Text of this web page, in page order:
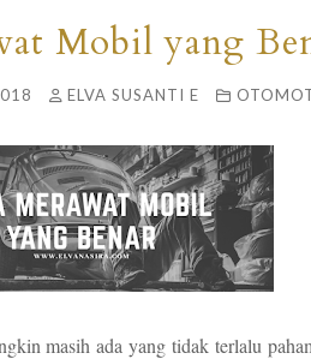
Mobil yang
ELVA SUSANTI E
masih ada yang tidak terlalu